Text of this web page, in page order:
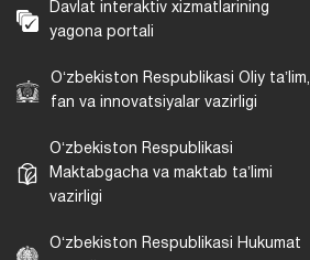
Davlat interaktiv xizmatlarining
yagona portali
Oʻzbekiston Respublikasi Oliy taʼlim,
fan va innovatsiyalar vazirligi
Oʻzbekiston Respublikasi
Maktabgacha va maktab taʼlimi
vazirligi
Oʻzbekiston Respublikasi Hukumat